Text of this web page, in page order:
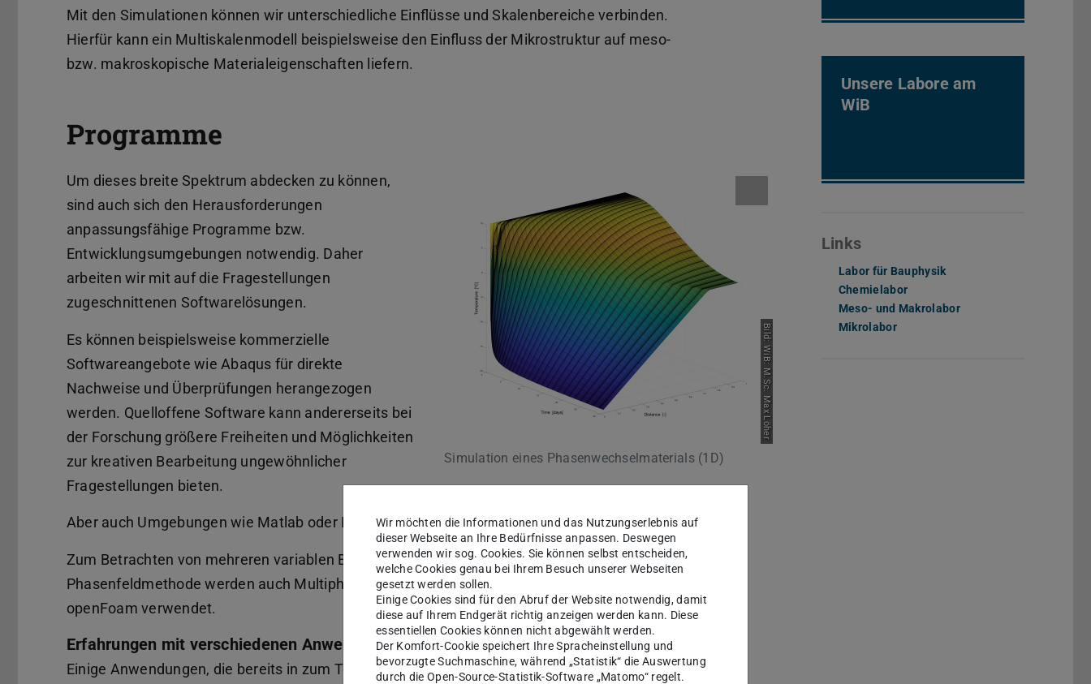
Mit den Simulationen können wir unterschiedliche Einflüsse und Skalenbereiche verbinden.
Hierfür kann ein Multiskalenmodell beispielsweise den Einfluss der Mikrostruktur auf meso-
bzw. makroskopische Materialeigenschaften liefern.
Programme
Bild: WiB: M.Sc. Max Löher
Simulation eines Phasenwechselmaterials (1D)
Um dieses breite Spektrum abdecken zu können,
sind auch sich den Herausforderungen
anpassungsfähige Programme bzw.
Entwicklungsumgebungen notwendig. Daher
arbeiten wir mit auf die Fragestellungen
zugeschnittenen Softwarelösungen.
Es können beispielsweise kommerzielle
Softwareangebote wie Abaqus für direkte
Nachweise und Überprüfungen herangezogen
werden. Quelloffene Software kann andererseits bei
der Forschung größere Freiheiten und Möglichkeiten
zur kreativen Bearbeitung ungewöhnlicher
Fragestellungen bieten.
Aber auch Umgebungen wie Matlab oder Python helfen bei Auswertung und Forschung.
Zum Betrachten von mehreren variablen Einflüssen oder der Anwendung der
Phasenfeldmethode werden auch Multiphysics-Lösungen wie MOOSE Framework oder
openFoam verwendet.
Erfahrungen mit verschiedenen Anwendungen:
Einige Anwendungen, die bereits in zum Teil unterschiedlichen Bereichen zum Einsatz
Unsere Labore am
WiB
Links
Labor für Bauphysik
Chemielabor
Meso- und Makrolabor
Mikrolabor
Wir möchten die Informationen und das Nutzungserlebnis auf
dieser Webseite an Ihre Bedürfnisse anpassen. Deswegen
verwenden wir sog. Cookies. Sie können selbst entscheiden,
welche Cookies genau bei Ihrem Besuch unserer Webseiten
gesetzt werden sollen.
Einige Cookies sind für den Abruf der Website notwendig, damit
diese auf Ihrem Endgerät richtig anzeigen werden kann. Diese
essentiellen Cookies können nicht abgewählt werden.
Der Komfort-Cookie speichert Ihre Spracheinstellung und
bevorzugte Suchmaschine, während „Statistik“ die Auswertung
durch die Open-Source-Statistik-Software „Matomo“ regelt.